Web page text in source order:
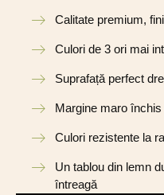
Calitate premium,
Culori de 3 ori mai
Suprafață perfect
Margine maro
Culori rezistente la
Un tablou din lemn
întreagă